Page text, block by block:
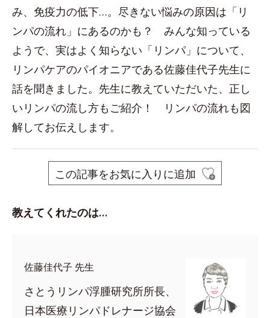
み、免疫力の低下…。尽きない悩みの原因は「リ
ンパの流れ」にあるのかも？ みんな知っている
ようで、実はよく知らない「リンパ」について、
リンパケアのパイオニアである佐藤佳代子先生に
話を聞きました。先生に教えていただいた、正し
いリンパの流し方もご紹介！ リンパの流れも図
解してお伝えします。
この記事をお気に入りに追加
教えてくれたのは…
佐藤佳代子 先生
さとうリンパ浮腫研究所所長、
日本医療リンパドレナージ協会